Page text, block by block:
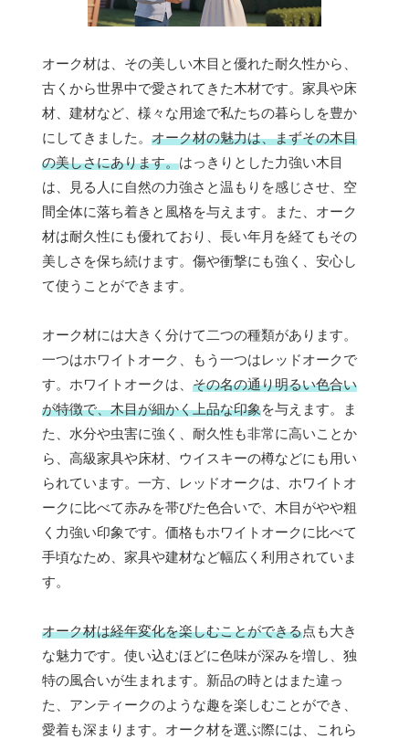
オーク材は、その美しい木目と優れた耐久性から、
古くから世界中で愛されてきた木材です。家具や床
材、建材など、様々な用途で私たちの暮らしを豊か
にしてきました。 オーク材の魅力は、まずその木目
の美しさにあります。はっきりとした力強い木目
は、見る人に自然の力強さと温もりを感じさせ、空
間全体に落ち着きと風格を与えます。また、オーク
材は耐久性にも優れており、長い年月を経てもその
美しさを保ち続けます。傷や衝撃にも強く、安心し
て使うことができます。
オーク材には大きく分けて二つの種類があります。
一つはホワイトオーク、もう一つはレッドオークで
す。ホワイトオークは、 その名の通り明るい色合い
が特徴で、木目が細かく上品な印象を与えます。ま
た、水分や虫害に強く、耐久性も非常に高いことか
ら、高級家具や床材、ウイスキーの樽などにも用い
られています。一方、レッドオークは、ホワイトオ
ークに比べて赤みを帯びた色合いで、木目がやや粗
く力強い印象です。価格もホワイトオークに比べて
手頃なため、家具や建材など幅広く利用されていま
す。
オーク材は経年変化を楽しむことができる点も大き
な魅力です。使い込むほどに色味が深みを増し、独
特の風合いが生まれます。新品の時とはまた違っ
た、アンティークのような趣を楽しむことができ、
愛着も深まります。オーク材を選ぶ際には、これら